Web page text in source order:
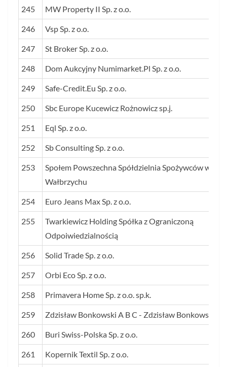
245 MW Property II Sp. z o.o.
246 Vsp Sp. z o.o.
247 St Broker Sp. z o.o.
248 Dom Aukcyjny Numimarket.Pl Sp. z o.o.
249 Safe-Credit.Eu Sp. z o.o.
250 Sbc Europe Kucewicz Rożnowicz sp.j.
251 Eql Sp. z o.o.
252 Sb Consulting Sp. z o.o.
253
Społem Powszechna Spółdzielnia Spożywców w
Wałbrzychu
254 Euro Jeans Max Sp. z o.o.
255
Twarkiewicz Holding Spółka z Ograniczoną
Odpoiwiedzialnością
256 Solid Trade Sp. z o.o.
257 Orbi Eco Sp. z o.o.
258 Primavera Home Sp. z o.o. sp.k.
259 Zdzisław Bonkowski A B C - Zdzisław Bonkowski
260 Buri Swiss-Polska Sp. z o.o.
261 Kopernik Textil Sp. z o.o.